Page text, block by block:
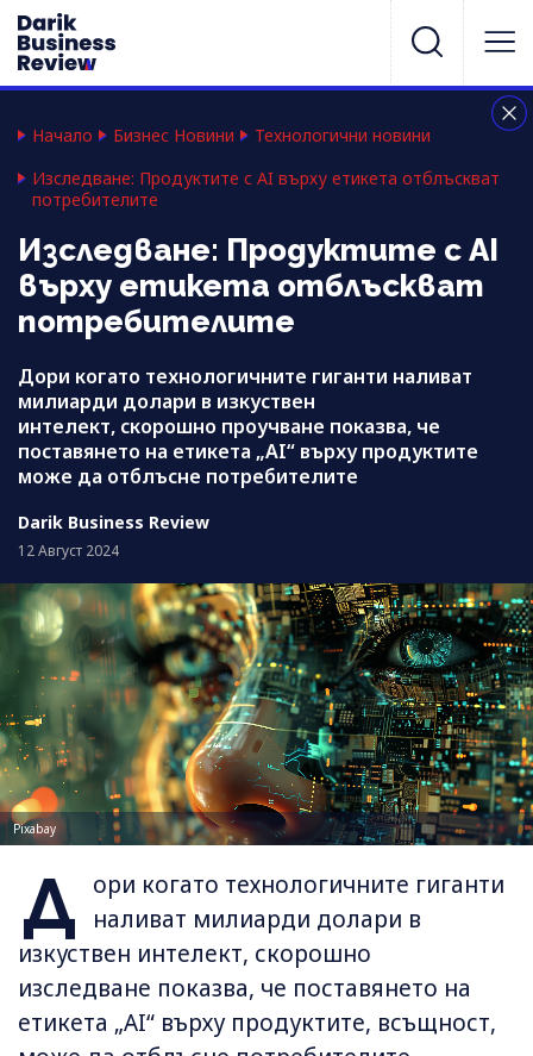
Начало Бизнес Новини
Технологични новини
Изследване: Продуктите с AI върху етикета отблъскват
потребителите
Изследване: Продуктите с AI
върху етикета отблъскват
потребителите
Дори когато технологичните гиганти наливат
милиарди долари в изкуствен
интелект, скорошно проучване показва, че
поставянето на етикета „AI“ върху продуктите
може да отблъсне потребителите
Darik Business Review
12 Август 2024
Pixabay
Д
ори когато технологичните гиганти
наливат милиарди долари в
изкуствен интелект, скорошно
изследване показва, че поставянето на
етикета „AI“ върху продуктите, всъщност,